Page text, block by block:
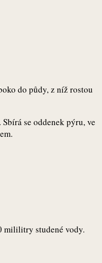
do půdy, z níž rostou
se oddenek pýru, ve
mililitry studené vody.